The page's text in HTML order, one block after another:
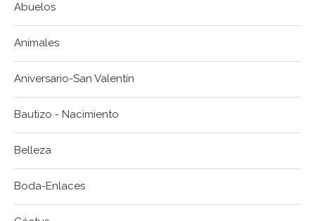
Abuelos
Animales
Aniversario-San Valentín
Bautizo - Nacimiento
Belleza
Boda-Enlaces